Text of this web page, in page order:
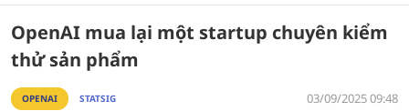
OpenAI mua lại một startup chuyên kiểm
thử sản phẩm
OPENAI STATSIG 03/09/2025 09:48